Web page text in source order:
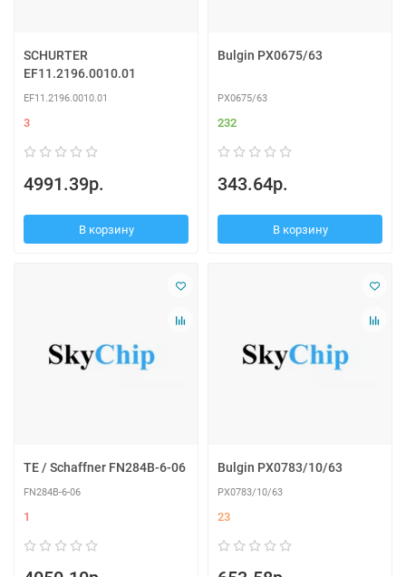
SCHURTER
EF11.2196.0010.01
EF11.2196.0010.01
3
4991.39р.
В корзину
Bulgin PX0675/63
PX0675/63
232
343.64р.
В корзину
TE / Schaffner FN284B-6-06
FN284B-6-06
1
Bulgin PX0783/10/63
PX0783/10/63
23